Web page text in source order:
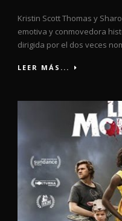
Kristin Scott Thomas y
emotiva y conmovedora
dirigida por el dos veces
LEER MÁS...